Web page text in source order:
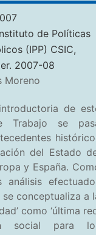
de Políticas
(IPP) CSIC,
2007-08
Moreno
de
Trabajo se
del Estado
y España.
análisis
conceptualiza a
como ‘última
social para